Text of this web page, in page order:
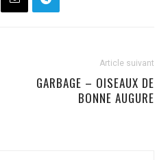
Article suivant
GARBAGE – OISEAUX DE
BONNE AUGURE